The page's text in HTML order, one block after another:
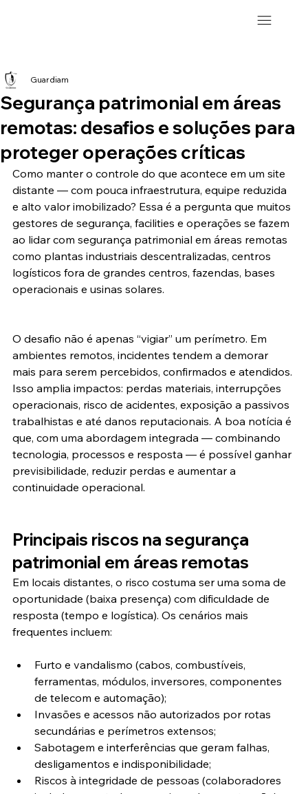
Segurança patrimonial em áreas
remotas: desafios e soluções para
proteger operações críticas
Guardiam
Como manter o controle do que acontece em um site
distante — com pouca infraestrutura, equipe reduzida
e alto valor imobilizado? Essa é a pergunta que muitos
gestores de segurança, facilities e operações se fazem
ao lidar com segurança patrimonial em áreas remotas
como plantas industriais descentralizadas, centros
logísticos fora de grandes centros, fazendas, bases
operacionais e usinas solares.
O desafio não é apenas “vigiar” um perímetro. Em
ambientes remotos, incidentes tendem a demorar
mais para serem percebidos, confirmados e atendidos.
Isso amplia impactos: perdas materiais, interrupções
operacionais, risco de acidentes, exposição a passivos
trabalhistas e até danos reputacionais. A boa notícia é
que, com uma abordagem integrada — combinando
tecnologia, processos e resposta — é possível ganhar
previsibilidade, reduzir perdas e aumentar a
continuidade operacional.
Principais riscos na segurança
patrimonial em áreas remotas
Em locais distantes, o risco costuma ser uma soma de
oportunidade (baixa presença) com dificuldade de
resposta (tempo e logística). Os cenários mais
frequentes incluem:
Furto e vandalismo (cabos, combustíveis,
ferramentas, módulos, inversores, componentes
de telecom e automação);
Invasões e acessos não autorizados por rotas
secundárias e perímetros extensos;
Sabotagem e interferências que geram falhas,
desligamentos e indisponibilidade;
Riscos à integridade de pessoas (colaboradores